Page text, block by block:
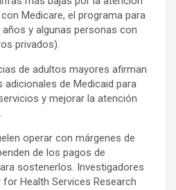
Medicare, el programa para
y algunas personas con
privados).
de adultos mayores afirman
de Medicaid para
y mejorar la atención
operar con márgenes de
de los pagos de
sostenerlos. Investigadores
for Health Services Research